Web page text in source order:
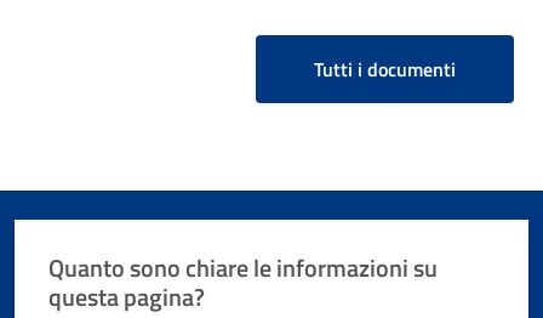
Tutti i documenti
Quanto sono chiare le informazioni su
questa pagina?